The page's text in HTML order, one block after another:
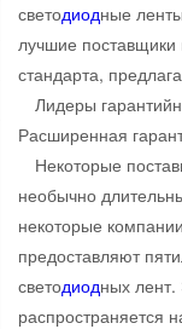
светодиодные
лучшие поставщики
стандарта,
Лидеры
Расширенная
Некоторые
необычно
некоторые
предоставляют
светодиодных лент.
распространяется